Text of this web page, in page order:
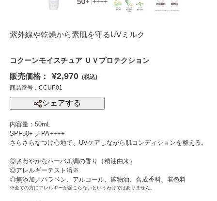
紫外線や乾燥から素肌を守るUVミルク
コクーンモイスチュア ＵＶプロテクション
販売価格：
¥2,970 (税込)
商品番号：CCUP01
シェアする
内容量：50mL
SPF50+ ／PA++++
さらさらなつけ心地で、UVケアしながら肌コンディションを整える。
◎さわやかなハーバル調の香り（精油由来）
◎アレルギーテスト済※
◎無添加／パラベン、アルコール、鉱物油、合成香料、着色料
※全ての方にアレルギーが起こらないというわけではありません。